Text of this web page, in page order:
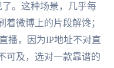
。这种场景，几乎每
微博上的片段解馋；
播，因为IP地址不对直
可及，选对一款靠谱的